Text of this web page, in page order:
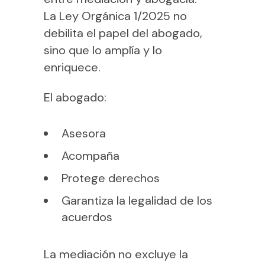
La Ley Orgánica 1/2025 no
debilita el papel del abogado,
sino que lo amplía y lo
enriquece.
El abogado:
Asesora
Acompaña
Protege derechos
Garantiza la legalidad de los
acuerdos
La mediación no excluye la